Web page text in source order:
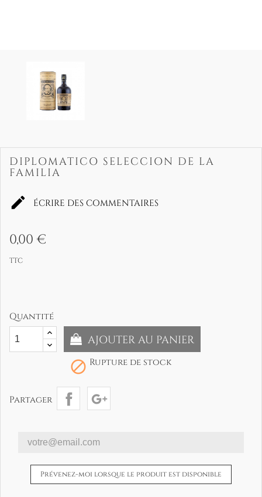
DIPLOMATICO SELECCION DE LA
FAMILIA
 ÉCRIRE DES COMMENTAIRES
0,00 €
TTC
Quantité
AJOUTER AU PANIER
 Rupture de stock
Partager
Prévenez-moi lorsque le produit est disponible